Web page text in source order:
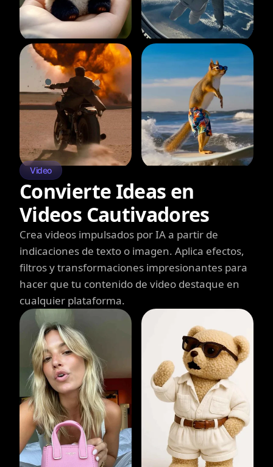
Video
Convierte Ideas en
Videos Cautivadores
Crea videos impulsados por IA a partir de
indicaciones de texto o imagen. Aplica efectos,
filtros y transformaciones impresionantes para
hacer que tu contenido de video destaque en
cualquier plataforma.